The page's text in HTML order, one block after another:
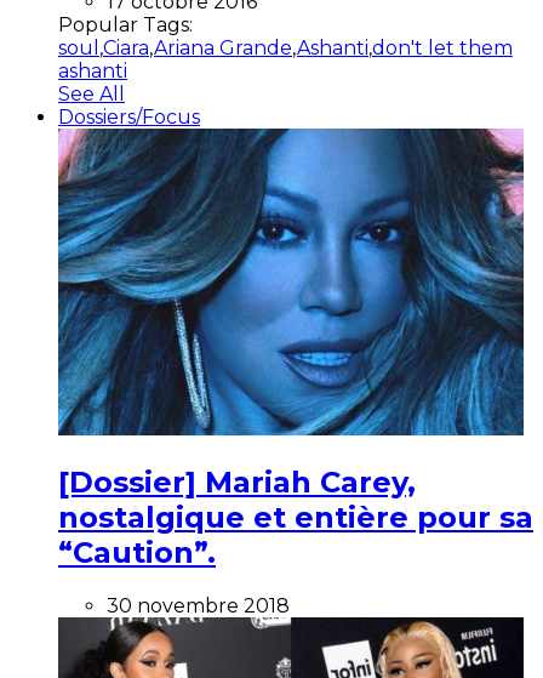
Popular Tags:
soul ,Ciara,Ariana Grande,Ashanti,don't let them
ashanti
See All
Dossiers/Focus
[Dossier] Mariah Carey,
nostalgique et entière pour sa
“Caution”.
30 novembre 2018